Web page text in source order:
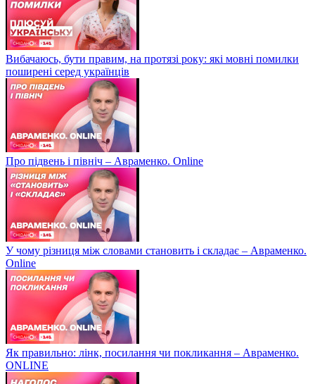
Вибачаюсь, бути правим, на протязі року: які мовні помилки
поширені серед українців
Про підвень і північ – Авраменко. Online
У чому різниця між словами становить і складає – Авраменко.
Online
Як правильно: лінк, посилання чи покликання – Авраменко.
ONLINE